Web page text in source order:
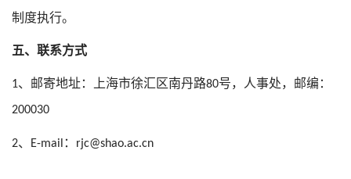
制度执行。
五、联系方式
1、邮寄地址：上海市徐汇区南丹路80号，人事处，邮编：
200030
2、 E-mail ： rjc@shao.ac.cn